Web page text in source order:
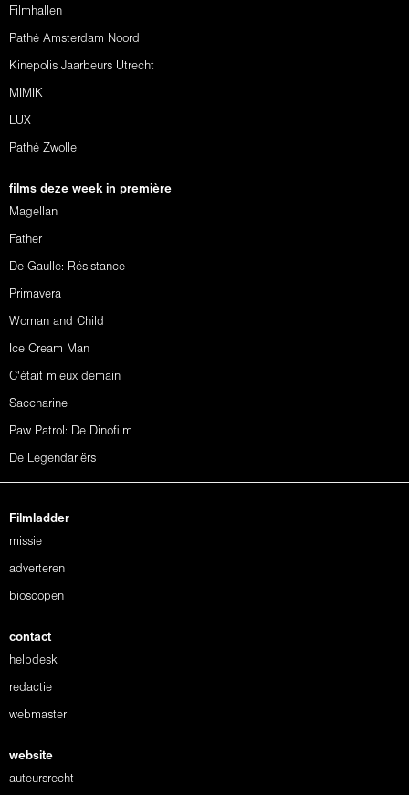
Filmhallen
Pathé Amsterdam Noord
Kinepolis Jaarbeurs Utrecht
MIMIK
LUX
Pathé Zwolle
films deze week in première
Magellan
Father
De Gaulle: Résistance
Primavera
Woman and Child
Ice Cream Man
C'était mieux demain
Saccharine
Paw Patrol: De Dinofilm
De Legendariërs
Filmladder
missie
adverteren
bioscopen
contact
helpdesk
redactie
webmaster
website
auteursrecht